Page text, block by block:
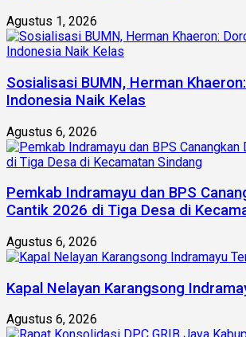
Agustus 1, 2026
Sosialisasi BUMN, Herman
Indonesia Naik Kelas
Agustus 6, 2026
Pemkab Indramayu dan BPS
Cantik 2026 di Tiga Desa di
Agustus 6, 2026
Kapal Nelayan Karangsong
Agustus 6, 2026